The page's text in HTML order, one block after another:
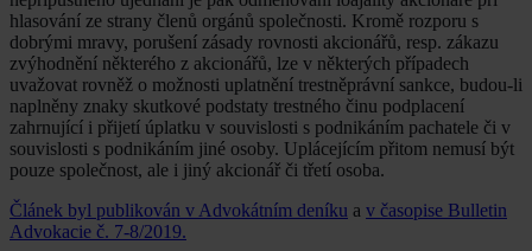
hlasování ze strany členů orgánů společnosti. Kromě rozporu s
dobrými mravy, porušení zásady rovnosti akcionářů, resp. zákazu
zvýhodnění některého z akcionářů, lze v některých případech
uvažovat rovněž o možnosti uplatnění trestněprávní sankce, budou-li
naplněny znaky skutkové podstaty trestného činu podplacení
zahrnující i přijetí úplatku v souvislosti s podnikáním pachatele či v
souvislosti s podnikáním jiné osoby. Uplácejícím přitom nemusí být
pouze společnost, ale i jiný akcionář či třetí osoba.
Článek byl publikován v Advokátním deníku a v časopise Bulletin
Advokacie č. 7-8/2019.